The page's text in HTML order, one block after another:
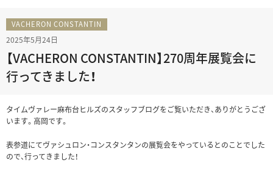
VACHERON CONSTANTIN
2025年5月24日
【VACHERON CONSTANTIN】270周年展覧会に
行ってきました！
タイムヴァレー麻布台ヒルズのスタッフブログをご覧いただき、ありがとうござ
います。高岡です。
表参道にてヴァシュロン・コンスタンタンの展覧会をやっているとのことでした
ので、行ってきました！